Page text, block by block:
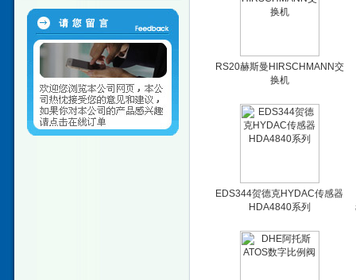
RS20赫斯曼HIRSCHMANN交
换机
EDS344贺德克HYDAC传感器
HDA4840系列